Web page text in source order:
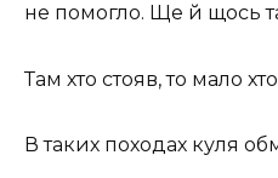
не помогло. Ще й щось
Там хто стояв, то мало
В таких походах куля